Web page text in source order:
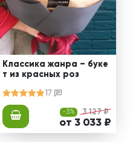
Классика жанра – буке
т из красных роз
17
-3% 3 127 ₽
от 3 033 ₽